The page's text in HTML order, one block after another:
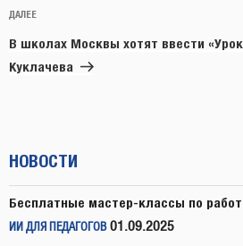
Следующая
запись
ДАЛЕЕ
В школах Москвы хотят ввести
Куклачева
НОВОСТИ
Бесплатные мастер-классы по
ИИ ДЛЯ ПЕДАГОГОВ 01.09.2025